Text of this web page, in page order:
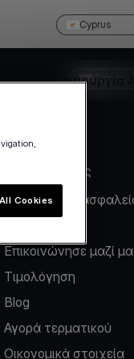
Cyprus
Δημιουργία
Cyprus
Πληροφορίες
Περιστατικό
Επικοινώνησε μαζί
Τιμολόγηση
Blog
Αγορά τερματικού
Οικονομικά στοιχεία
Cookies